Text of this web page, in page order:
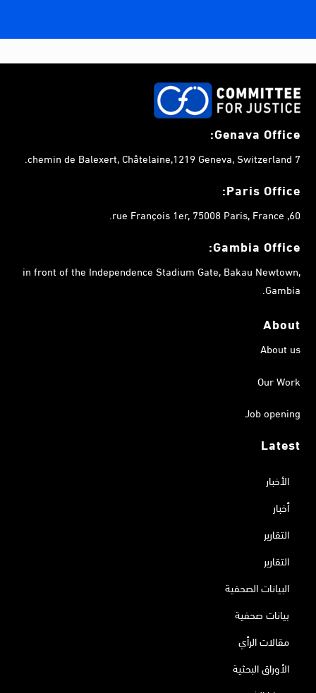
Genava Office:
7 chemin de Balexert, Châtelaine,1219 Geneva, Switzerland.
Paris Office:
60, rue François 1er, 75008 Paris, France.
Gambia Office:
in front of the Independence Stadium Gate, Bakau Newtown,
Gambia.
About
About us
Our Work
Job opening
Latest
الأخبار
أخبار
التقارير
التقارير
البيانات الصحفية
بيانات صحفية
مقالات الرأي
الأوراق البحثية